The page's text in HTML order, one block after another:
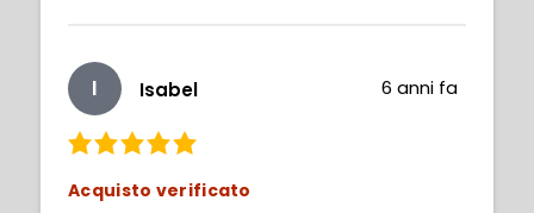
I Isabel 6 anni fa
Acquisto verificato